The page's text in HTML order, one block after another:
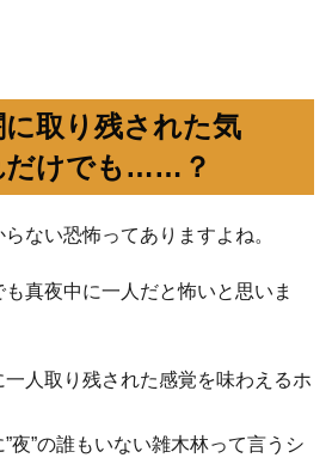
取り残された気
だけでも……？
ない恐怖ってありますよね。
真夜中に一人だと怖いと思いま
人取り残された感覚を味わえるホ
夜”の誰もいない雑木林って言うシ